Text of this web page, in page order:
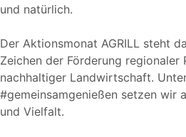
und natürlich.
Der Aktionsmonat AGRILL steht
Zeichen der Förderung regionaler
nachhaltiger Landwirtschaft.
#gemeinsamgenießen setzen wir
und Vielfalt.